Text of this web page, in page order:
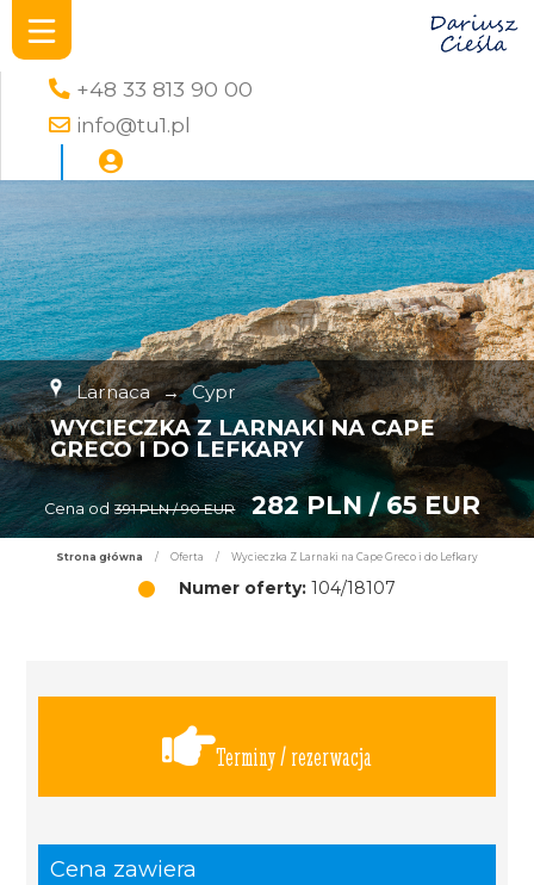
+48 33 813 90 00
info@tu1.pl
Larnaca → Cypr
WYCIECZKA Z LARNAKI NA CAPE
GRECO I DO LEFKARY
Cena od 391 PLN / 90 EUR 282 PLN / 65 EUR
Strona główna / Oferta / Wycieczka Z Larnaki na Cape Greco i do Lefkary
Numer oferty: 104/18107
Terminy / rezerwacja
Cena zawiera